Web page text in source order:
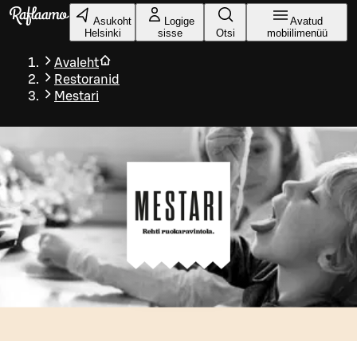
Liigu peamise sisu juurde
Asukoht
Helsinki
Logige
sisse
Otsi
Avatud
mobiilimenüü
Avaleht
Restoranid
Mestari